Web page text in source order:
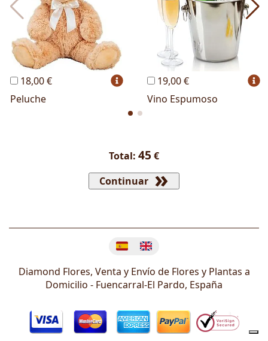
18,00 €
Peluche
19,00 €
Vino Espumoso
Total: 45 €
Continuar
Diamond Flores, Venta y Envío de Flores y Plantas a
Domicilio - Fuencarral-El Pardo, España